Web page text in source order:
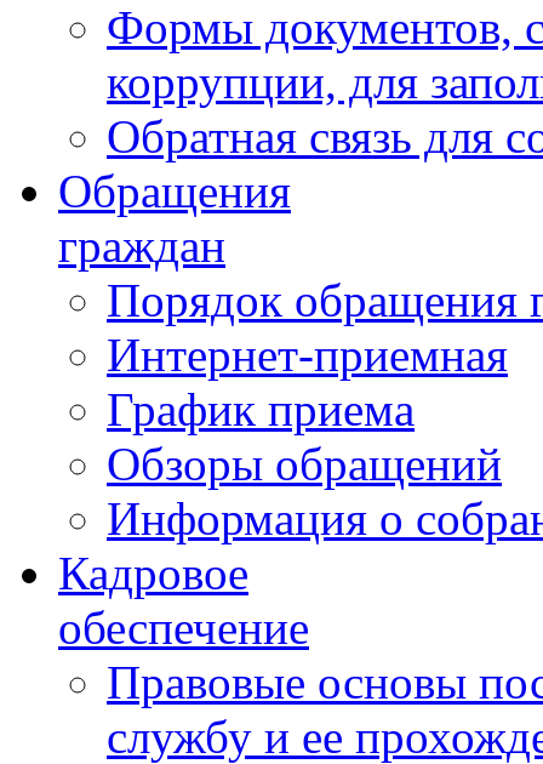
Формы документов,
коррупции, для
Обратная связь для
Обращения
граждан
Порядок обращения
Интернет-приемная
График приема
Обзоры обращений
Информация о
Кадровое
обеспечение
Правовые основы
службу и ее